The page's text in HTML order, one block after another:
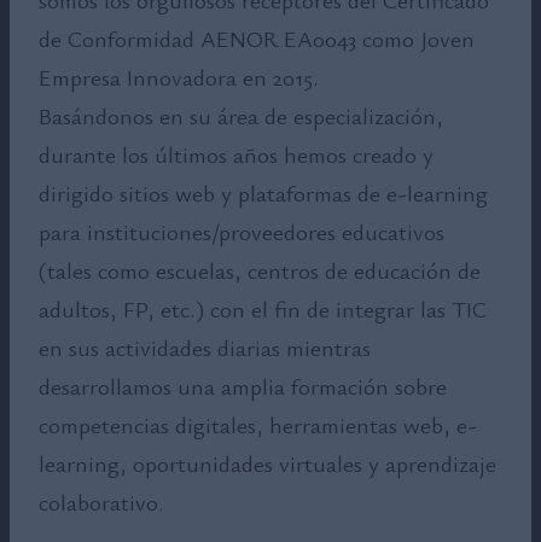
de Conformidad AENOR EA0043 como Joven
Empresa Innovadora en 2015.
Basándonos en su área de especialización,
durante los últimos años hemos creado y
dirigido sitios web y plataformas de e-learning
para instituciones/proveedores educativos
(tales como escuelas, centros de educación de
adultos, FP, etc.) con el fin de integrar las TIC
en sus actividades diarias mientras
desarrollamos una amplia formación sobre
competencias digitales, herramientas web, e-
learning, oportunidades virtuales y aprendizaje
colaborativo.